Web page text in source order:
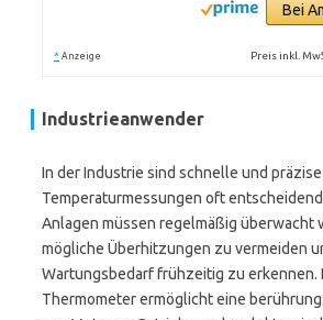
Bei
* Anzeige Preis inkl.
Industrieanwender
In der Industrie sind schnelle und präzise
Temperaturmessungen oft
Anlagen müssen regelmäßig überwacht
mögliche Überhitzungen zu vermeiden
Wartungsbedarf frühzeitig zu erkennen.
Thermometer ermöglicht eine